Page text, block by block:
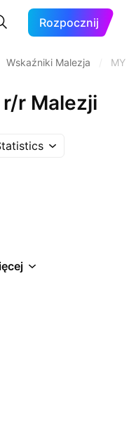
Rozpocznij
Wskaźniki Malezja
r Malezji